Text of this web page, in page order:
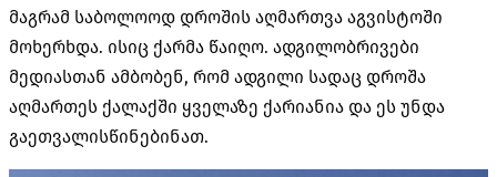
მაგრამ საბოლოოდ დროშის აღმართვა აგვისტოში
მოხერხდა. ისიც ქარმა წაიღო. ადგილობრივები
მედიასთან ამბობენ, რომ ადგილი სადაც დროშა
აღმართეს ქალაქში ყველაზე ქარიანია და ეს უნდა
გაეთვალისწინებინათ.